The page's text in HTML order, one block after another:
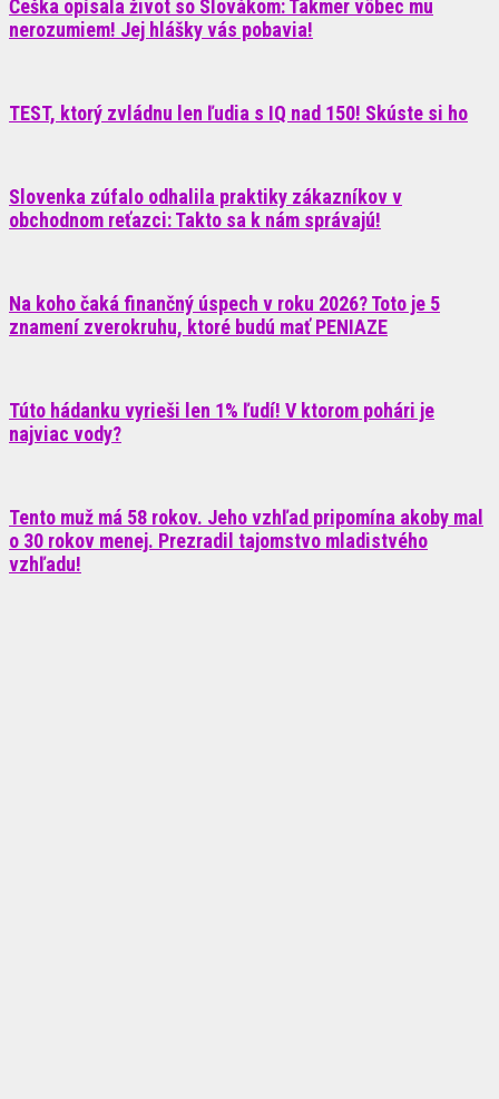
Češka opísala život so Slovákom: Takmer vôbec mu
nerozumiem! Jej hlášky vás pobavia!
TEST, ktorý zvládnu len ľudia s IQ nad 150! Skúste si ho
Slovenka zúfalo odhalila praktiky zákazníkov v
obchodnom reťazci: Takto sa k nám správajú!
Na koho čaká finančný úspech v roku 2026? Toto je 5
znamení zverokruhu, ktoré budú mať PENIAZE
Túto hádanku vyrieši len 1% ľudí! V ktorom pohári je
najviac vody?
Tento muž má 58 rokov. Jeho vzhľad pripomína akoby mal
o 30 rokov menej. Prezradil tajomstvo mladistvého
vzhľadu!